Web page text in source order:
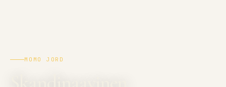
MOMO JORD